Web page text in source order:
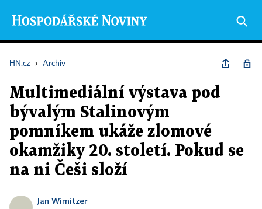
HN.cz › Archiv
Multimediální výstava pod
bývalým Stalinovým
pomníkem ukáže zlomové
okamžiky 20. století. Pokud se
na ni Češi složí
Jan Wirnitzer